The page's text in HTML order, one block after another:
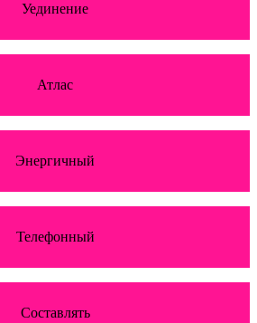
Уединение
Атлас
Энергичный
Телефонный
Составлять